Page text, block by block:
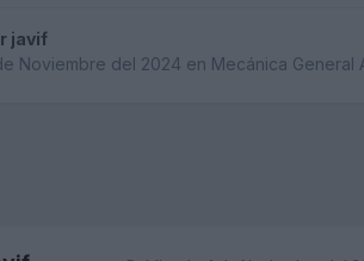
javif
Noviembre del 2024 en Mecánica General